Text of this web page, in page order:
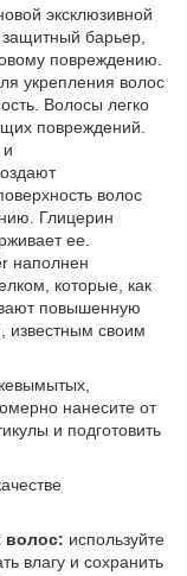
эксклюзивной
барьер,
повреждению.
укрепления волос
Волосы легко
повреждений.
волос
Глицерин
ее.
наполнен
которые, как
повышенную
известным своим
нанесите от
и подготовить
волос: используйте
влагу и сохранить